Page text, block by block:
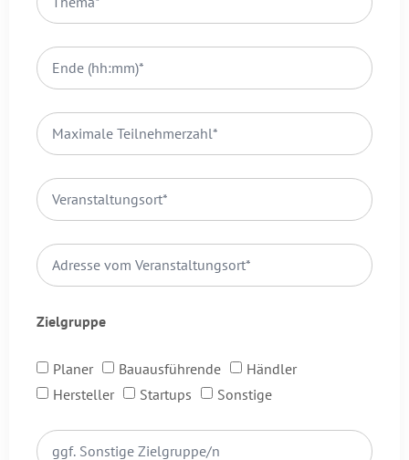
Zielgruppe
Planer Bauausführende
Händler
Hersteller
Startups Sonstige